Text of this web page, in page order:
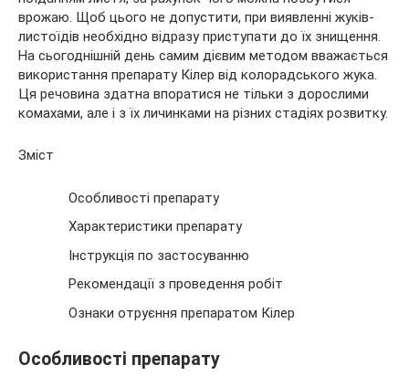
врожаю. Щоб цього не допустити, при виявленні жуків-
листоїдів необхідно відразу приступати до їх знищення.
На сьогоднішній день самим дієвим методом вважається
використання препарату Кілер від колорадського жука.
Ця речовина здатна впоратися не тільки з дорослими
комахами, але і з їх личинками на різних стадіях розвитку.
Зміст
Особливості препарату
Характеристики препарату
Інструкція по застосуванню
Рекомендації з проведення робіт
Ознаки отруєння препаратом Кілер
Особливості препарату